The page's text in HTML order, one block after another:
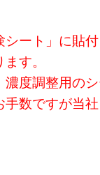
ート」に貼付
す。
度調整用の
数ですが当